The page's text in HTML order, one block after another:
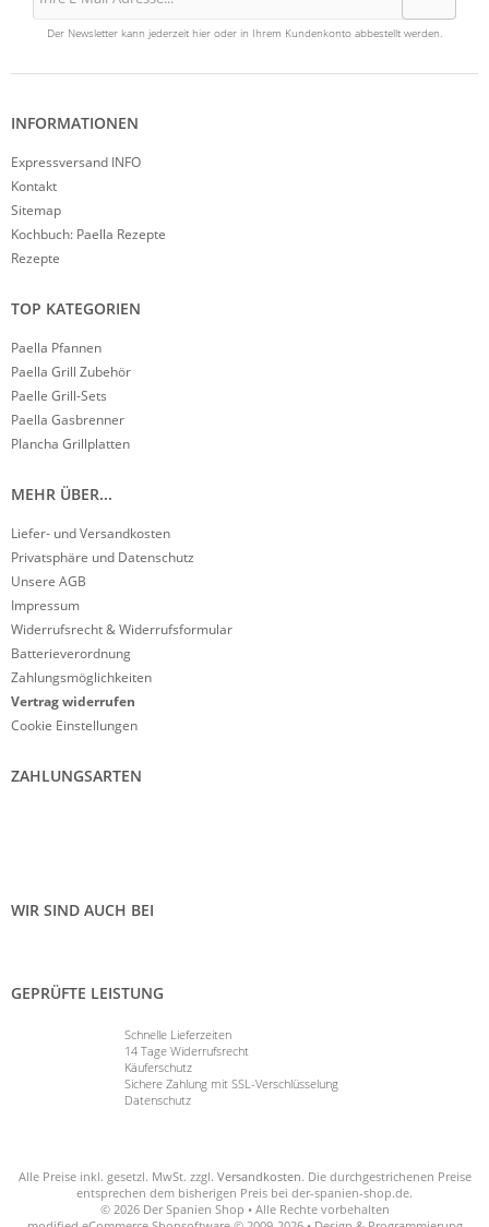
Der Newsletter kann jederzeit hier oder in Ihrem Kundenkonto abbestellt werden.
INFORMATIONEN
Expressversand INFO
Kontakt
Sitemap
Kochbuch: Paella Rezepte
Rezepte
TOP KATEGORIEN
Paella Pfannen
Paella Grill Zubehör
Paelle Grill-Sets
Paella Gasbrenner
Plancha Grillplatten
MEHR ÜBER...
Liefer- und Versandkosten
Privatsphäre und Datenschutz
Unsere AGB
Impressum
Widerrufsrecht & Widerrufsformular
Batterieverordnung
Zahlungsmöglichkeiten
Vertrag widerrufen
Cookie Einstellungen
ZAHLUNGSARTEN
WIR SIND AUCH BEI
GEPRÜFTE LEISTUNG
Schnelle Lieferzeiten
14 Tage Widerrufsrecht
Käuferschutz
Sichere Zahlung mit SSL-Verschlüsselung
Datenschutz
Alle Preise inkl. gesetzl. MwSt. zzgl. Versandkosten. Die durchgestrichenen Preise
entsprechen dem bisherigen Preis bei der-spanien-shop.de.
© 2026 Der Spanien Shop • Alle Rechte vorbehalten